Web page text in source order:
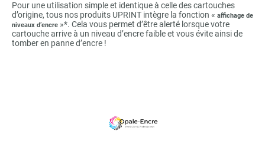
Pour une utilisation simple et identique à celle des cartouches
d’origine, tous nos produits UPRINT intègre la fonction « affichage de
niveaux d’encre »*. Cela vous permet d’être alerté lorsque votre
cartouche arrive à un niveau d’encre faible et vous évite ainsi de
tomber en panne d’encre !